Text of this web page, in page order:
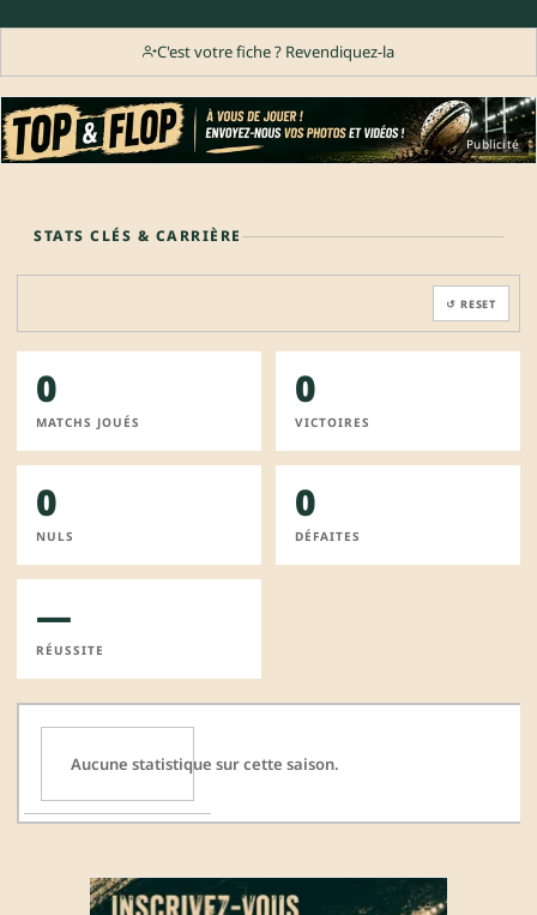
C'est votre fiche ? Revendiquez-la
Publicité
STATS CLÉS & CARRIÈRE
↺ RESET
0
MATCHS JOUÉS
0
VICTOIRES
0
NULS
0
DÉFAITES
—
RÉUSSITE
Aucune statistique sur cette saison.